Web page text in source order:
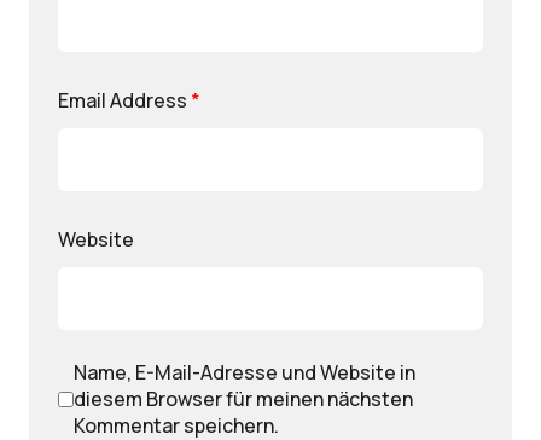
Email Address *
Website
Name, E-Mail-Adresse und Website in
diesem Browser für meinen nächsten
Kommentar speichern.